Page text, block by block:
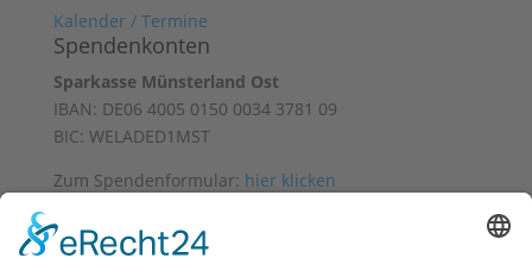
Kalender / Termine
Spendenkonten
Sparkasse Münsterland Ost
IBAN: DE06 4005 0150 0034 3781 09
BIC: WELADED1MST
Zum Spendenformular: hier klicken